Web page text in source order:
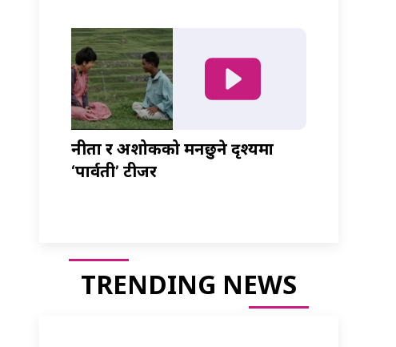
नीता र अशोकको मनछुने दृश्यमा
‘पार्वती’ टीजर
TRENDING NEWS